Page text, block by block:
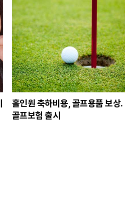
홀인원 축하비용, 골프용품 보상.
골프보험 출시